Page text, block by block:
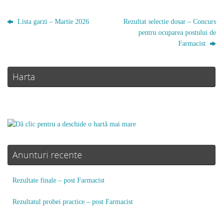
Lista garzi – Martie 2026
Rezultat selectie dosar – Concurs
pentru ocuparea postului de
Farmacist
Harta
Anunturi recente
Rezultate finale – post Farmacist
Rezultatul probei practice – post Farmacist